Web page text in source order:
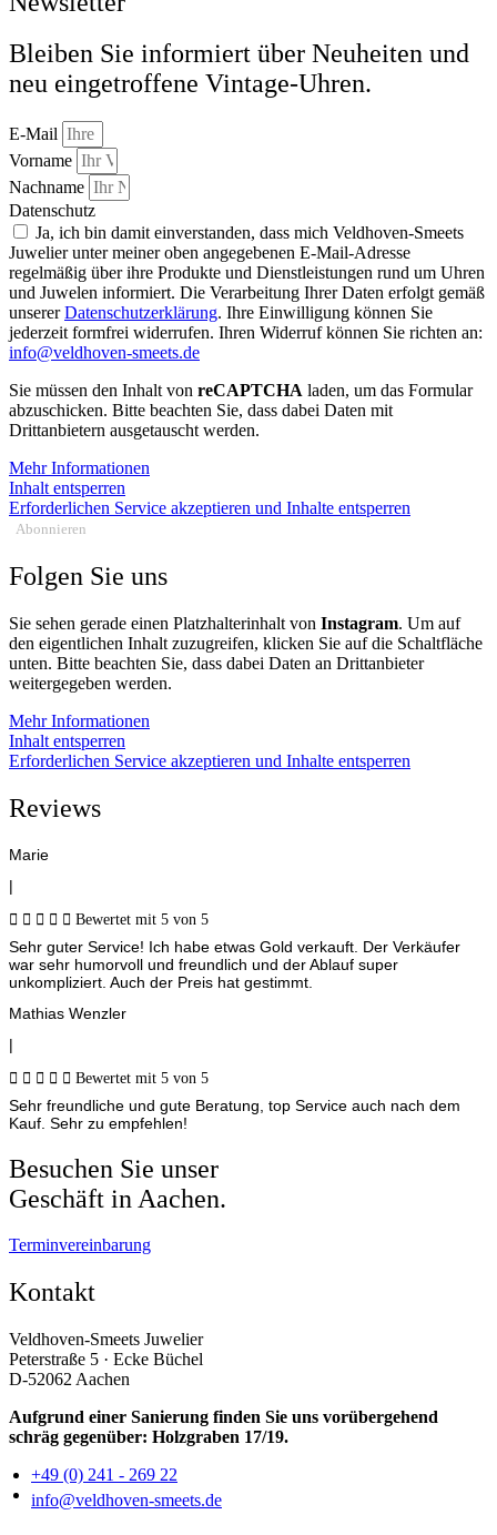
Bleiben Sie informiert über Neuheiten und
neu eingetroffene Vintage-Uhren.
E-Mail
Vorname
Nachname
Datenschutz
Ja, ich bin damit einverstanden, dass mich Veldhoven-Smeets
Juwelier unter meiner oben angegebenen E-Mail-Adresse
regelmäßig über ihre Produkte und Dienstleistungen rund um Uhren
und Juwelen informiert. Die Verarbeitung Ihrer Daten erfolgt gemäß
unsererDatenschutzerklärung. Ihre Einwilligung können Sie
jederzeit formfrei widerrufen. Ihren Widerruf können Sie richten an:
info@veldhoven-smeets.de
Sie müssen den Inhalt von reCAPTCHA laden, um das Formular
abzuschicken. Bitte beachten Sie, dass dabei Daten mit
Drittanbietern ausgetauscht werden.
Mehr Informationen
Inhalt entsperren
Erforderlichen Service akzeptieren und Inhalte entsperren
Abonnieren
Folgen Sie uns
Sie sehen gerade einen Platzhalterinhalt von Instagram. Um auf
den eigentlichen Inhalt zuzugreifen, klicken Sie auf die Schaltfläche
unten. Bitte beachten Sie, dass dabei Daten an Drittanbieter
weitergegeben werden.
Mehr Informationen
Inhalt entsperren
Erforderlichen Service akzeptieren und Inhalte entsperren
Reviews
Marie
|
     Bewertet mit 5 von 5
Sehr guter Service! Ich habe etwas Gold verkauft. Der Verkäufer
war sehr humorvoll und freundlich und der Ablauf super
unkompliziert. Auch der Preis hat gestimmt.
Mathias Wenzler
|
     Bewertet mit 5 von 5
Sehr freundliche und gute Beratung, top Service auch nach dem
Kauf. Sehr zu empfehlen!
Besuchen Sie unser
Geschäft in Aachen.
Terminvereinbarung
Kontakt
Veldhoven-Smeets Juwelier
Peterstraße 5 · Ecke Büchel
D-52062 Aachen
Aufgrund einer Sanierung finden Sie uns vorübergehend
schräg gegenüber: Holzgraben 17/19.
+49 (0) 241 - 269 22
info@veldhoven-smeets.de